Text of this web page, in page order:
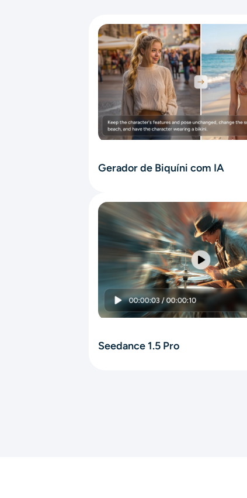
Gerador de Biquíni com IA
Seedance 1.5 Pro